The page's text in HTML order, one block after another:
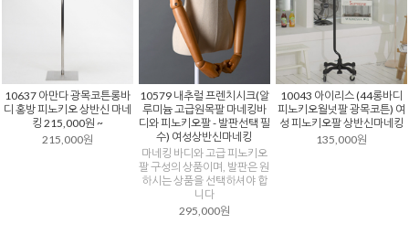
10637 아만다 광목코튼롱바
디 홍방 피노키오 상반신 마네
킹 215,000원 ~
215,000원
10579 내추럴 프렌치시크(알
루미늄 고급원목팔 마네킹바
디와 피노키오팔 - 발판선택 필
수) 여성상반신마네킹
마네킹 바디와 고급 피노키오
팔 구성의 상품이며, 발판은 원
하시는 상품을 선택하셔야 합
니다
295,000원
10043 아이리스 (44롱바디
피노키오월넛팔 광목코튼) 여
성 피노키오팔 상반신마네킹
135,000원